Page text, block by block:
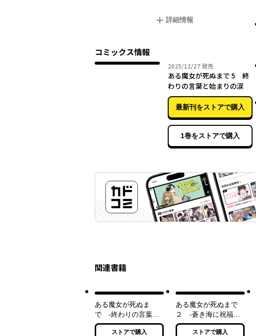
詳細情報
コミックス情報
2025/12/272025年12月27日
発売
ある魔女が死ぬまで 5 終
わりの言葉と始まりの涙
最新刊をストアで購入
1巻をストアで購入
関連書籍
ある魔女が死ぬま
で -終わりの言葉と
始まりの涙-
ストアで購入
ある魔女が死ぬまで
２ -蒼き海に祝福の
鐘は鳴り響く-
ストアで購入